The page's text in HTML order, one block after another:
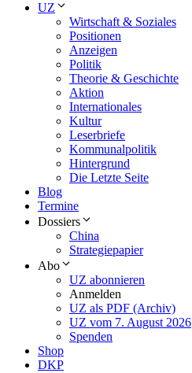
UZ
Wirtschaft & Soziales
Positionen
Anzeigen
Politik
Theorie & Geschichte
Aktion
Internationales
Kultur
Leserbriefe
Kommunalpolitik
Hintergrund
Die Letzte Seite
Blog
Termine
Dossiers
China
Strategiepapier
Abo
UZ abonnieren
Anmelden
UZ als PDF (Archiv)
UZ vom 7. August 2026
Spenden
Shop
DKP